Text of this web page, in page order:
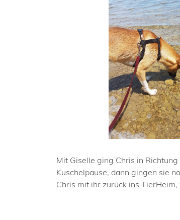
Mit Giselle ging Chris in
Kuschelpause, dann gingen sie
Chris mit ihr zurück ins